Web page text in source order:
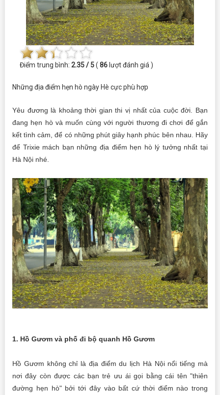
Điểm trung bình: 2.35 / 5( 86 lượt đánh giá )
Những địa điểm hẹn hò ngày Hè cực phù hợp
Yêu đương là khoảng thời gian thi vị nhất của cuộc đời. Bạn
đang hẹn hò và muốn cùng với người thương đi chơi để gắn
kết tình cảm, để có những phút giây hạnh phúc bên nhau. Hãy
để Trixie mách bạn những địa điểm hẹn hò lý tưởng nhất tại
Hà Nội nhé.
1. Hồ Gươm và phố đi bộ quanh Hồ Gươm
Hồ Gươm không chỉ là địa điểm du lịch Hà Nội nổi tiếng mà
nơi đây còn được các bạn trẻ ưu ái gọi bằng cái tên "thiên
đường hẹn hò" bởi tới đây vào bất cứ thời điểm nào trong